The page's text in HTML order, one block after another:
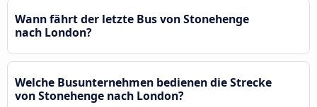
Wann fährt der letzte Bus von Stonehenge
nach London?
Welche Busunternehmen bedienen die Strecke
von Stonehenge nach London?